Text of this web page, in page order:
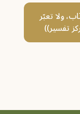
ولا تعبّر
تفسير))